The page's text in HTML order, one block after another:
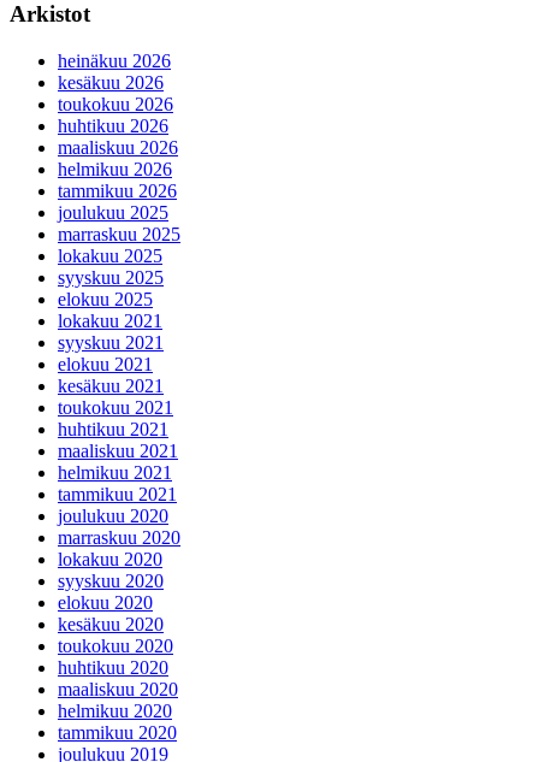
Arkistot
heinäkuu 2026
kesäkuu 2026
toukokuu 2026
huhtikuu 2026
maaliskuu 2026
helmikuu 2026
tammikuu 2026
joulukuu 2025
marraskuu 2025
lokakuu 2025
syyskuu 2025
elokuu 2025
lokakuu 2021
syyskuu 2021
elokuu 2021
kesäkuu 2021
toukokuu 2021
huhtikuu 2021
maaliskuu 2021
helmikuu 2021
tammikuu 2021
joulukuu 2020
marraskuu 2020
lokakuu 2020
syyskuu 2020
elokuu 2020
kesäkuu 2020
toukokuu 2020
huhtikuu 2020
maaliskuu 2020
helmikuu 2020
tammikuu 2020
joulukuu 2019